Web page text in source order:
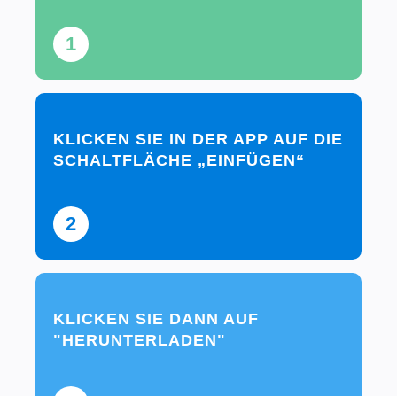
1
2
KLICKEN SIE IN DER APP AUF DIE
SCHALTFLÄCHE „EINFÜGEN“
KLICKEN SIE DANN AUF
"HERUNTERLADEN"